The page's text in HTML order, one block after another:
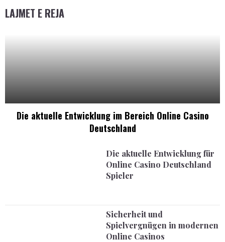
LAJMET E REJA
Die aktuelle Entwicklung im Bereich Online Casino
Deutschland
Die aktuelle Entwicklung für
Online Casino Deutschland
Spieler
Sicherheit und
Spielvergnügen in modernen
Online Casinos